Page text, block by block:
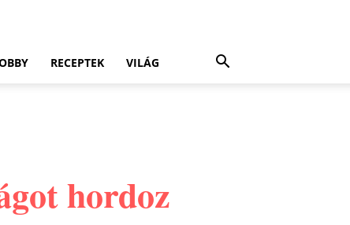
RECEPTEK VILÁG
hordoz